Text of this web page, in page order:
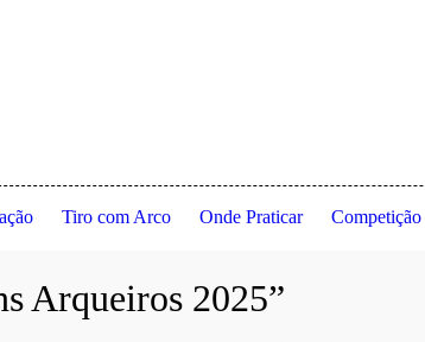
Tiro com Arco Onde Praticar Competição
Arqueiros 2025”